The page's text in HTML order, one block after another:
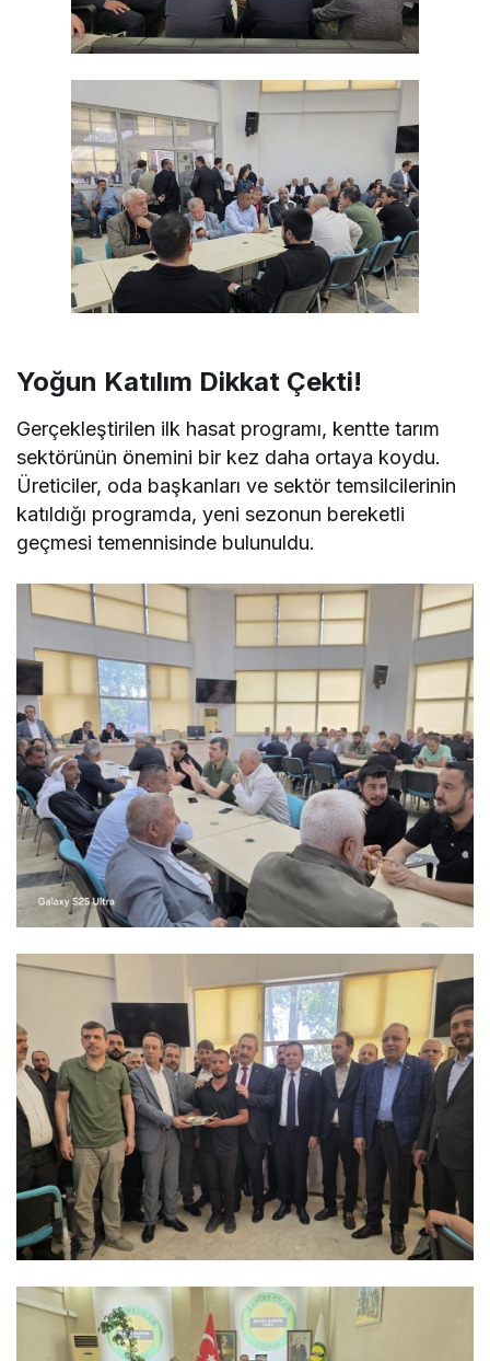
Yoğun Katılım Dikkat Çekti!
Gerçekleştirilen ilk hasat programı, kentte tarım
sektörünün önemini bir kez daha ortaya koydu.
Üreticiler, oda başkanları ve sektör temsilcilerinin
katıldığı programda, yeni sezonun bereketli
geçmesi temennisinde bulunuldu.